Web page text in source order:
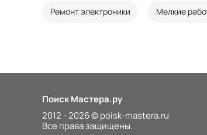
Ремонт электроники Мелкие
Поиск Мастера.ру
2012 - 2026 © poisk-mastera.ru
Все права защищены.